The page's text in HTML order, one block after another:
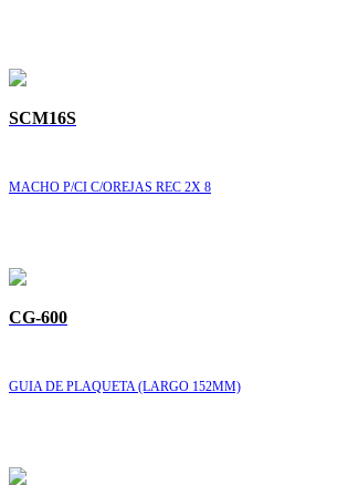
SCM16S
MACHO P/CI C/OREJAS REC 2X 8
CG-600
GUIA DE PLAQUETA (LARGO 152MM)